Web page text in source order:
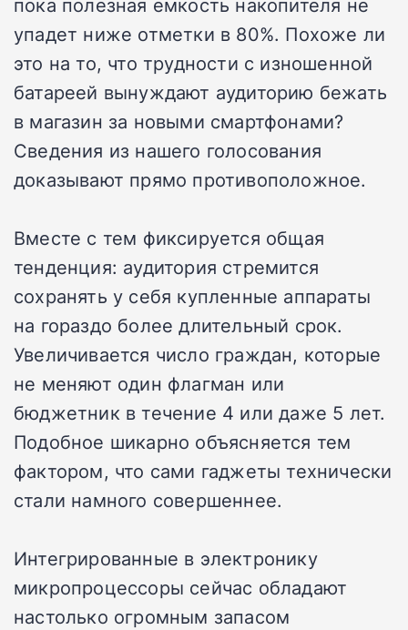
упадет ниже отметки в 80%. Похоже ли
это на то, что трудности с изношенной
батареей вынуждают аудиторию бежать
в магазин за новыми смартфонами?
Сведения из нашего голосования
доказывают прямо противоположное.
Вместе с тем фиксируется общая
тенденция: аудитория стремится
сохранять у себя купленные аппараты
на гораздо более длительный срок.
Увеличивается число граждан, которые
не меняют один флагман или
бюджетник в течение 4 или даже 5 лет.
Подобное шикарно объясняется тем
фактором, что сами гаджеты технически
стали намного совершеннее.
Интегрированные в электронику
микропроцессоры сейчас обладают
настолько огромным запасом